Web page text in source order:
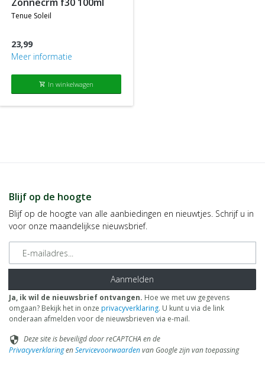
tenue soleil
23,99
Meer informatie
shopping_cart In winkelwagen
Blijf op de hoogte
Blijf op de hoogte van alle aanbiedingen en nieuwtjes. Schrijf u in
voor onze maandelijkse nieuwsbrief.
E-mailadres
Aanmelden
Ja, ik wil de nieuwsbrief ontvangen. Hoe we met uw gegevens
omgaan? Bekijk het in onze privacyverklaring. U kunt u via de link
onderaan afmelden voor de nieuwsbrieven via e-mail.
security Deze site is beveiligd door reCAPTCHA en de
PrivacyverklaringenServicevoorwaardenvan Google zijn van toepassing